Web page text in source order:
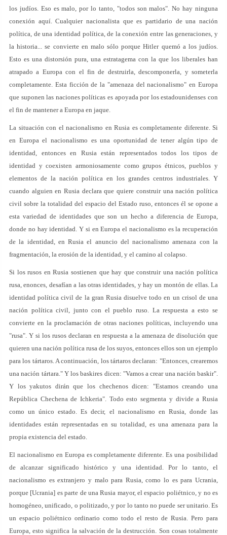
los judíos. Eso es malo, por lo tanto, "todos son malos". No hay ninguna
conexión aquí. Cualquier nacionalista que es partidario de una nación
política, de una identidad política, de la conexión entre las generaciones, y
la historia... se convierte en malo sólo porque Hitler quemó a los judíos.
Esto es una distorsión pura, una estratagema con la que los liberales han
atrapado a Europa con el fin de destruirla, descomponerla, y someterla
completamente. Esta ficción de la "amenaza del nacionalismo" en Europa
que suponen las naciones políticas es apoyada por los estadounidenses con
el fin de mantener a Europa en jaque.
La situación con el nacionalismo en Rusia es completamente diferente. Si
en Europa el nacionalismo es una oportunidad de tener algún tipo de
identidad, entonces en Rusia están representados todos los tipos de
identidad y coexisten armoniosamente como grupos étnicos, pueblos y
elementos de la nación política en los grandes centros industriales. Y
cuando alguien en Rusia declara que quiere construir una nación política
civil sobre la totalidad del espacio del Estado ruso, entonces él se opone a
esta variedad de identidades que son un hecho a diferencia de Europa,
donde no hay identidad. Y si en Europa el nacionalismo es la recuperación
de la identidad, en Rusia el anuncio del nacionalismo amenaza con la
fragmentación, la erosión de la identidad, y el camino al colapso.
Si los rusos en Rusia sostienen que hay que construir una nación política
rusa, enonces, desafían a las otras identidades, y hay un montón de ellas. La
identidad política civil de la gran Rusia disuelve todo en un crisol de una
nación política civil, junto con el pueblo ruso. La respuesta a esto se
convierte en la proclamación de otras naciones políticas, incluyendo una
"rusa". Y si los rusos declaran en respuesta a la amenaza de disolución que
quieren una nación política rusa de los suyos, entonces ellos son un ejemplo
para los tártaros. A continuación, los tártaros declaran: "Entonces, crearemos
una nación tártara." Y los baskires dicen: "Vamos a crear una nación baskir".
Y los yakutos dirán que los chechenos dicen: "Estamos creando una
República Chechena de Ichkeria". Todo esto segmenta y divide a Rusia
como un único estado. Es decir, el nacionalismo en Rusia, donde las
identidades están representadas en su totalidad, es una amenaza para la
propia existencia del estado.
El nacionalismo en Europa es completamente diferente. Es una posibilidad
de alcanzar significado histórico y una identidad. Por lo tanto, el
nacionalismo es extranjero y malo para Rusia, como lo es para Ucrania,
porque [Ucrania] es parte de una Rusia mayor, el espacio poliétnico, y no es
homogéneo, unificado, o politizado, y por lo tanto no puede ser unitario. Es
un espacio poliétnico ordinario como todo el resto de Rusia. Pero para
Europa, esto significa la salvación de la destrucción. Son cosas totalmente